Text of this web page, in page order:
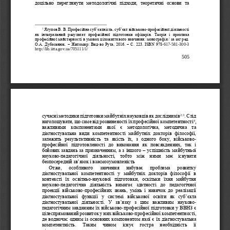
505
доцільно  переглянути  методологічні  підходи,  теоретичні  основи  та
1 Ягупов В. В. Професійна суб’єктність, суб’єкт військово-професійної діяльності
як  інтегральний  результат  професійної  підготовки  офіцерів.
Теорія  і  практика
професійної майстерності в умовах ціложиттєвого навчання: монографія / за заг ред.
О.А. Дубасенюк.
– Житомир: Вид-во Рута, 2016. – С. 223. ISBN 978-617-581 -300-3
http://lib.iitta.gov.ua/705111/1/
сучасні методики підготовки майбутніх науковців як дослідників2;3. Слід
наголошувати, що саме від розвиненості їх професійної компетентності 4,
важливими  компонентами  якої  є  методологічна,  методична  та
діагностувальна  види  компетентності  майбутніх  докторів  філософії,
залежить  результативність  та  якість  їх,  з  одного  боку,  військово-
професійної  підготовленості  до  виконання  як  повсякденних,  так  і
бойових завдань за призначенням, а з іншого – успішність майбутньої
науково-педагогічної  діяльності,  тобто  між  ними  має  існувати
безпосередній зв’язок і взаємозумовленість
Отже,   особливого   значення   набуває   проблема   розвитку
діагностувальної компетентності  у  майбутніх  докторів  філософії  в
контексті  їх  освітньо-наукової  підготовки,  оскільки  їхня  майбутня
науково-педагогічна  діяльність  вимагає  здатності  до  педагогічної
проекції  військово-професійних  знань,  умінь  і  навичок  до  реалізації
діагностувальної  функції  у  системі  військової  освіти  як  суб’єкта
діагностувальної  діяльності.  У  зв’язку  з  цим  важливим  науково-
педагогічним завданням їх військово-професійної підготовки у ВВНЗ є
цілеспрямований розвиток у них військово-професійної компетентності,
де водночас одним із основних компонентом якої є їх діагностувальна
компетентність.   Таким   чином   існує   гостра   необхідність   її